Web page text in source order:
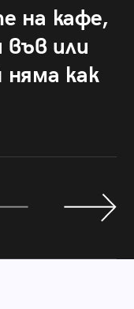
на кафе,
или
няма как